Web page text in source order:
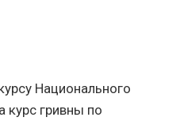
Национального
курс гривны по